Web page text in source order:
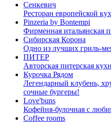
Сенкевич
Ресторан европейской
Pinzeria by Bontempi
Фирменная итальянская
Сибирская Корона
Одно из лучших гриль-
ПИТЕР
Авторская питерская
Курочка Рядом
Легендарный клубень,
сочные бургеры!
Love'buns
Кофейня-булочная с
Coffee rooms